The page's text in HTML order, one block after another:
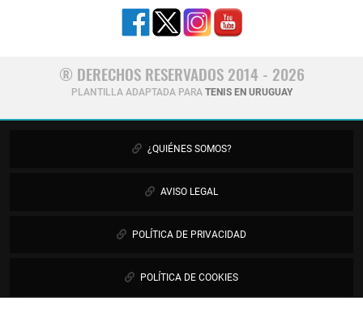
® DERECHOS RESERVADOS 2014 - 2026
PLANTILLA ADAPTADA PARA TENIS EN URUGUAY
¿QUIÉNES SOMOS?
AVISO LEGAL
POLÍTICA DE PRIVACIDAD
POLÍTICA DE COOKIES